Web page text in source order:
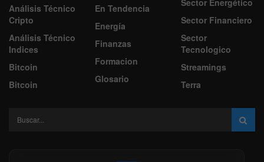
Análisis Técnico
Cripto
Análisis Técnico
Indices
Bitcoin
Bitcoin
En Tendencia
Energía
Finanzas
Formacion
Glosario
Sector Financiero
Sector
Tecnologico
Streamings
Terra